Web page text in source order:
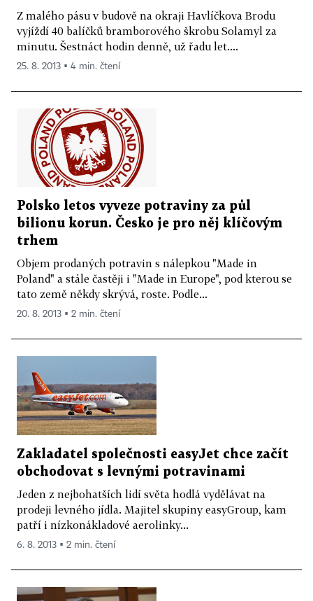
Z malého pásu v budově na okraji Havlíčkova Brodu
vyjíždí 40 balíčků bramborového škrobu Solamyl za
minutu. Šestnáct hodin denně, už řadu let....
25. 8. 2013 ▪ 4 min. čtení
Polsko letos vyveze potraviny za půl
bilionu korun. Česko je pro něj klíčovým
trhem
Objem prodaných potravin s nálepkou "Made in
Poland" a stále častěji i "Made in Europe", pod kterou se
tato země někdy skrývá, roste. Podle...
20. 8. 2013 ▪ 2 min. čtení
Zakladatel společnosti easyJet chce začít
obchodovat s levnými potravinami
Jeden z nejbohatších lidí světa hodlá vydělávat na
prodeji levného jídla. Majitel skupiny easyGroup, kam
patří i nízkonákladové aerolinky...
6. 8. 2013 ▪ 2 min. čtení